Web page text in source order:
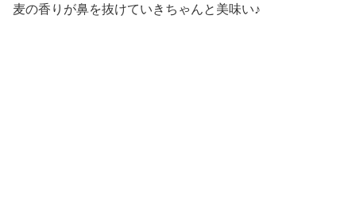
麦の香りが鼻を抜けていきちゃんと美味い♪